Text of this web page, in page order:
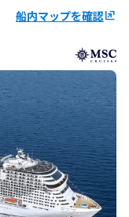
船内マップを確認ungroup